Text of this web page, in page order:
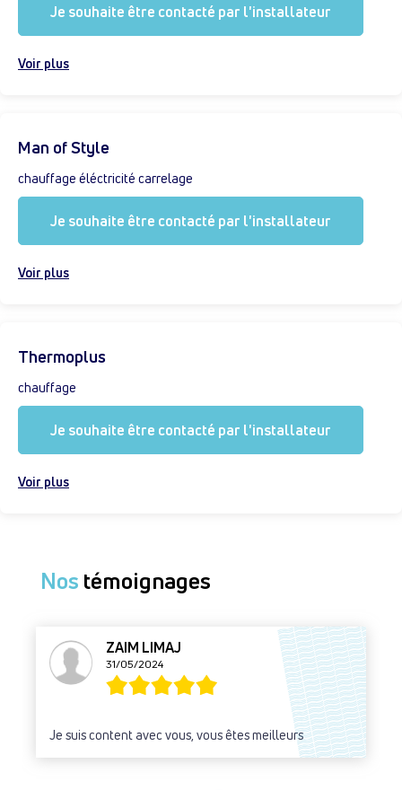
Je souhaite être contacté par l'installateur
Voir plus
Man of Style
chauffage éléctricité carrelage
Je souhaite être contacté par l'installateur
Voir plus
Thermoplus
chauffage
Je souhaite être contacté par l'installateur
Voir plus
Nos témoignages
ZAIM LIMAJ
31/05/2024
Je suis content avec vous, vous êtes meilleurs